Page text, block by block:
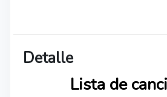
Detalle
Lista de